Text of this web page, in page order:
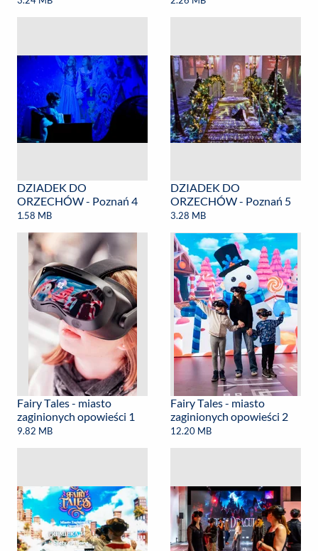
DZIADEK DO
ORZECHÓW - Poznań 4
1.58 MB
DZIADEK DO
ORZECHÓW - Poznań 5
3.28 MB
Fairy Tales - miasto
zaginionych opowieści 1
9.82 MB
Fairy Tales - miasto
zaginionych opowieści 2
12.20 MB